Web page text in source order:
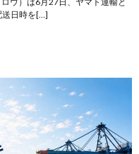
送日時を[…]